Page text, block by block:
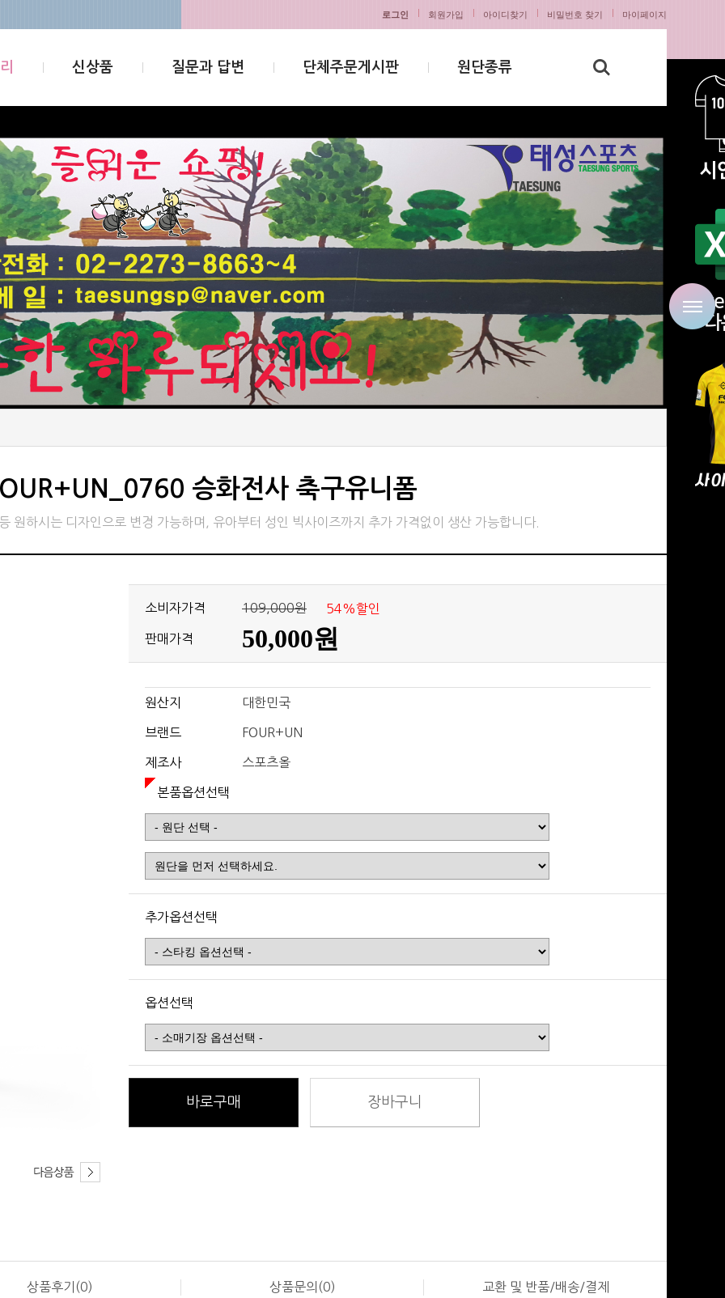
마이페이지
비밀번호 찾기
아이디찾기
회원가입
로그인
신상품 질문과 답변 단체주문게시판 원단종류
승화전사 축구유니폼
원하시는 디자인으로 변경 가능하며, 유아부터 성인 빅사이즈까지 추가 가격없이 생산 가능합니다.
소비자가격 109,000원 54%할인
판매가격 50,000원
원산지 대한민국
브랜드 FOUR+UN
제조사 스포츠올
본품옵션선택
추가옵션선택
옵션선택
바로구매 장바구니
상품후기(0) 상품문의(0) 교환 및 반품/배송/결제